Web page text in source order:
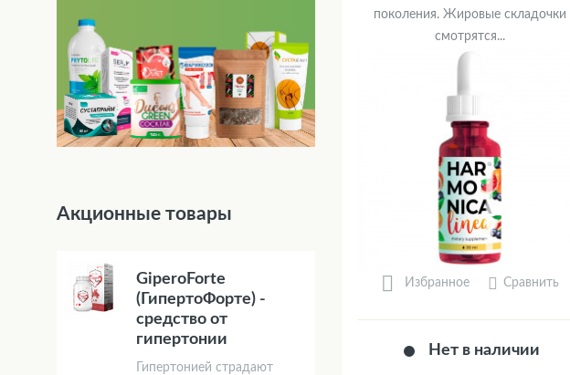
поколения. Жировые складочки
смотрятся...
Избранное Сравнить
Нет в наличии
Акционные товары
GiperoForte
(ГипертоФорте) -
средство от
гипертонии
Гипертонией страдают